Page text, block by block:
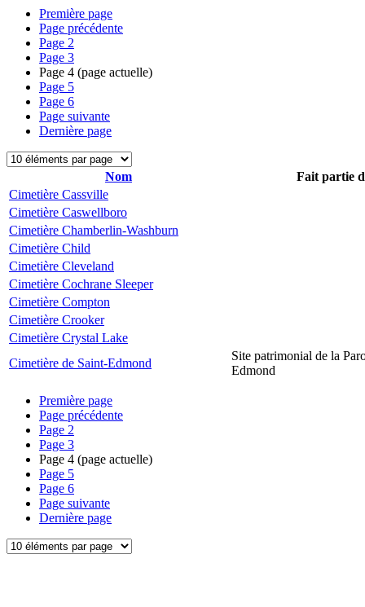
Première page
Page précédente
Page 2
Page 3
Page 4 (page actuelle)
Page 5
Page 6
Page suivante
Dernière page
Nom
Fait partie
Cimetière Cassville
Cimetière Caswellboro
Cimetière Chamberlin-Washburn
Cimetière Child
Cimetière Cleveland
Cimetière Cochrane Sleeper
Cimetière Compton
Cimetière Crooker
Cimetière Crystal Lake
Cimetière de Saint-Edmond
Site patrimonial de la
Edmond
Première page
Page précédente
Page 2
Page 3
Page 4 (page actuelle)
Page 5
Page 6
Page suivante
Dernière page